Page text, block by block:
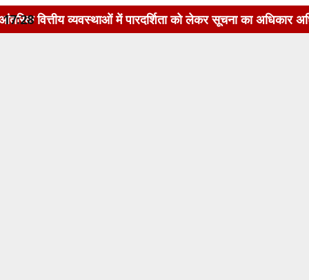
में पारदर्शिता को लेकर सूचना का अधिकार अधिनियम, 2005 के
17:28